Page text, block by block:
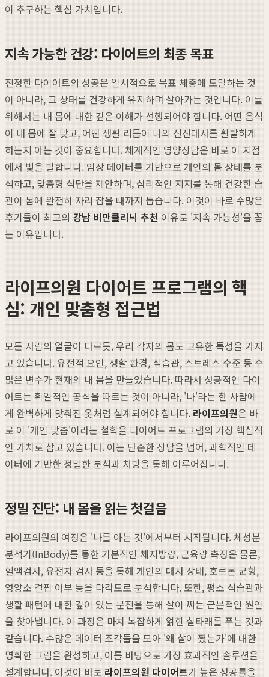
이 추구하는 핵심 가치입니다.
지속 가능한 건강: 다이어트의 최종 목표
진정한 다이어트의 성공은 일시적으로 목표 체중에 도달하는 것
이 아니라, 그 상태를 건강하게 유지하며 살아가는 것입니다. 이를
위해서는 내 몸에 대한 깊은 이해가 선행되어야 합니다. 어떤 음식
이 내 몸에 잘 맞고, 어떤 생활 리듬이 나의 신진대사를 활발하게
하는지 아는 것이 중요합니다. 체계적인 영양상담은 바로 이 지점
에서 빛을 발합니다. 임상 데이터를 기반으로 개인의 몸 상태를 분
석하고, 맞춤형 식단을 제안하며, 심리적인 지지를 통해 건강한 습
관이 몸에 완전히 자리 잡을 때까지 돕습니다. 이것이 바로 수많은
후기들이 최고의 강남 비만클리닉 추천 이유로 '지속 가능성'을 꼽
는 이유입니다.
라이프의원 다이어트 프로그램의 핵
심: 개인 맞춤형 접근법
모든 사람의 얼굴이 다르듯, 우리 각자의 몸도 고유한 특성을 가지
고 있습니다. 유전적 요인, 생활 환경, 식습관, 스트레스 수준 등 수
많은 변수가 현재의 내 몸을 만들었습니다. 따라서 성공적인 다이
어트는 획일적인 공식을 따르는 것이 아니라, '나'라는 한 사람에
게 완벽하게 맞춰진 옷처럼 설계되어야 합니다. 라이프의원은 바
로 이 '개인 맞춤'이라는 철학을 다이어트 프로그램의 가장 핵심적
인 가치로 삼고 있습니다. 이는 단순한 상담을 넘어, 과학적인 데
이터에 기반한 정밀한 분석과 처방을 통해 이루어집니다.
정밀 진단: 내 몸을 읽는 첫걸음
라이프의원의 여정은 '나를 아는 것'에서부터 시작됩니다. 체성분
분석기(InBody)를 통한 기본적인 체지방량, 근육량 측정은 물론,
혈액검사, 유전자 검사 등을 통해 개인의 대사 상태, 호르몬 균형,
영양소 결핍 여부 등을 다각도로 분석합니다. 또한, 평소 식습관과
생활 패턴에 대한 깊이 있는 문진을 통해 살이 찌는 근본적인 원인
을 찾아냅니다. 이 과정은 마치 복잡하게 얽힌 실타래를 푸는 것과
같습니다. 수많은 데이터 조각들을 모아 '왜 살이 쪘는가'에 대한
명확한 그림을 완성하고, 이를 바탕으로 가장 효과적인 솔루션을
설계합니다. 이것이 바로 라이프의원 다이어트가 높은 성공률을